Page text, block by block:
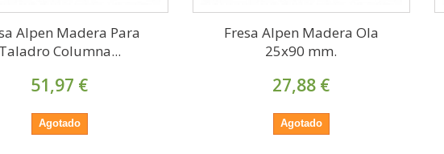
Alpen Madera Para
Columna...
51,97 €
Agotado
Fresa Alpen Madera Ola
25x90 mm.
27,88 €
Agotado